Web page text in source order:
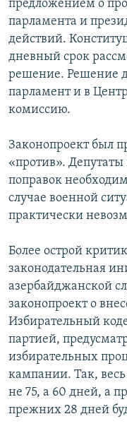
предложением о
парламента и
действий.
дневный срок
решение. Решение
парламент и в
комиссию.
Законопроект был
«против».
поправок
случае военной
практически
Более острой
законодательная
азербайджанской
законопроект о
Избирательный
партией,
избирательных
кампании. Так, весь
не 75, а 60 дней, а
прежних 28 дней